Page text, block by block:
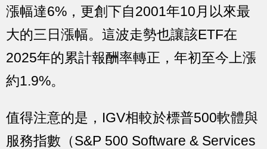
漲幅達6%，更創下自2001年10月以來最
大的三日漲幅。這波走勢也讓該ETF在
2025年的累計報酬率轉正，年初至今上漲
約1.9%。
值得注意的是，IGV相較於標普500軟體與
服務指數（S&P 500 Software & Services